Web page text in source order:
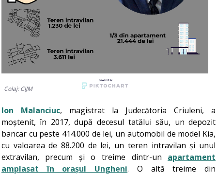
Colaj: CIJM
Ion Malanciuc, magistrat la Judecătoria Criuleni, a
moștenit, în 2017, după decesul tatălui său, un depozit
bancar cu peste 414.000 de lei, un automobil de model Kia,
cu valoarea de 88.200 de lei, un teren intravilan și unul
extravilan, precum și o treime dintr-un apartament
amplasat în orașul Ungheni. O altă treime din